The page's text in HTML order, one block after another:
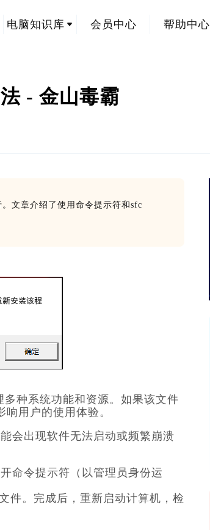
电脑知识库 会员中心 帮助中心
- 金山毒霸
文章介绍了使用命令提示符和sfc
种系统功能和资源。如果该文件
用户的使用体验。
会出现软件无法启动或频繁崩溃
命令提示符（以管理员身份运
件。完成后，重新启动计算机，检